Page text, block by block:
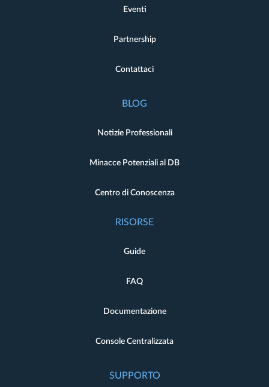
Eventi
Partnership
Contattaci
BLOG
Notizie Professionali
Minacce Potenziali al DB
Centro di Conoscenza
RISORSE
Guide
FAQ
Documentazione
Console Centralizzata
SUPPORTO